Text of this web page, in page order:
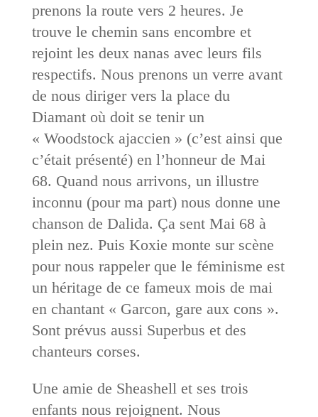
prenons la route vers 2 heures. Je
trouve le chemin sans encombre et
rejoint les deux nanas avec leurs fils
respectifs. Nous prenons un verre avant
de nous diriger vers la place du
Diamant où doit se tenir un
« Woodstock ajaccien » (c’est ainsi que
c’était présenté) en l’honneur de Mai
68. Quand nous arrivons, un illustre
inconnu (pour ma part) nous donne une
chanson de Dalida. Ça sent Mai 68 à
plein nez. Puis Koxie monte sur scène
pour nous rappeler que le féminisme est
un héritage de ce fameux mois de mai
en chantant « Garcon, gare aux cons ».
Sont prévus aussi Superbus et des
chanteurs corses.
Une amie de Sheashell et ses trois
enfants nous rejoignent. Nous